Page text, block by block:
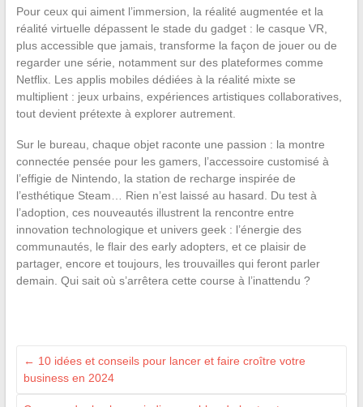
Pour ceux qui aiment l’immersion, la réalité augmentée et la
réalité virtuelle dépassent le stade du gadget : le casque VR,
plus accessible que jamais, transforme la façon de jouer ou de
regarder une série, notamment sur des plateformes comme
Netflix. Les applis mobiles dédiées à la réalité mixte se
multiplient : jeux urbains, expériences artistiques collaboratives,
tout devient prétexte à explorer autrement.
Sur le bureau, chaque objet raconte une passion : la montre
connectée pensée pour les gamers, l’accessoire customisé à
l’effigie de Nintendo, la station de recharge inspirée de
l’esthétique Steam… Rien n’est laissé au hasard. Du test à
l’adoption, ces nouveautés illustrent la rencontre entre
innovation technologique et univers geek : l’énergie des
communautés, le flair des early adopters, et ce plaisir de
partager, encore et toujours, les trouvailles qui feront parler
demain. Qui sait où s’arrêtera cette course à l’inattendu ?
← 10 idées et conseils pour lancer et faire croître votre
business en 2024